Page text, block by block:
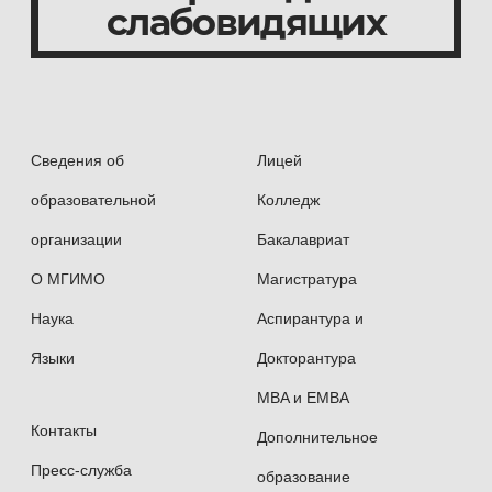
планирование;
маркетинг и инвестиционные программы;
организация рекламно-выставочной
деятельности, внешних связей, протокола
и др.
организация продаж, оформление
внешнеэкономических сделок,
сопровождение сделок постпродажного
обучении по образовательной программе высшего
Сведения об
образовательной
организации
О МГИМО
Наука
Языки
Контакты
Пресс-служба
Лицей
Колледж
Бакалавриат
Магистратура
Аспирантура и
Докторантура
MBA и EMBA
Дополнительное
образование
слабовидящих